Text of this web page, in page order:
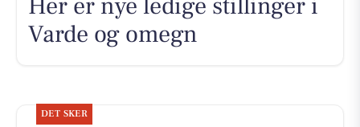
Varde og omegn
DET SKER